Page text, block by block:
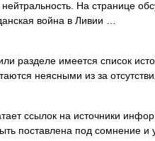
На странице
война в Ливии …
разделе имеется список
неясными из за
ссылок на источники
поставлена под сомнение и